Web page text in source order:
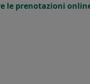
le prenotazioni